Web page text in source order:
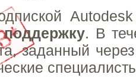
поддержку. В
заданный